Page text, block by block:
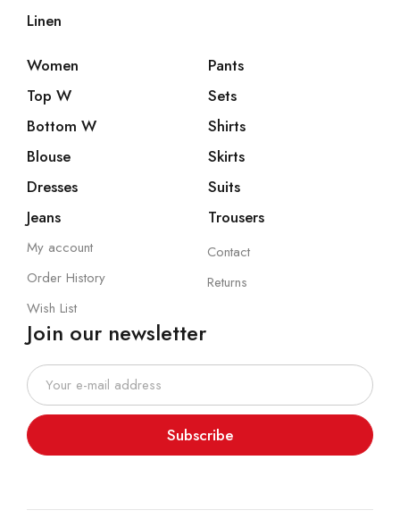
Linen
Women
Top W
Bottom W
Blouse
Dresses
Jeans
Pants
Sets
Shirts
Skirts
Suits
Trousers
My account
Order History
Wish List
Contact
Returns
Join our newsletter
Subscribe